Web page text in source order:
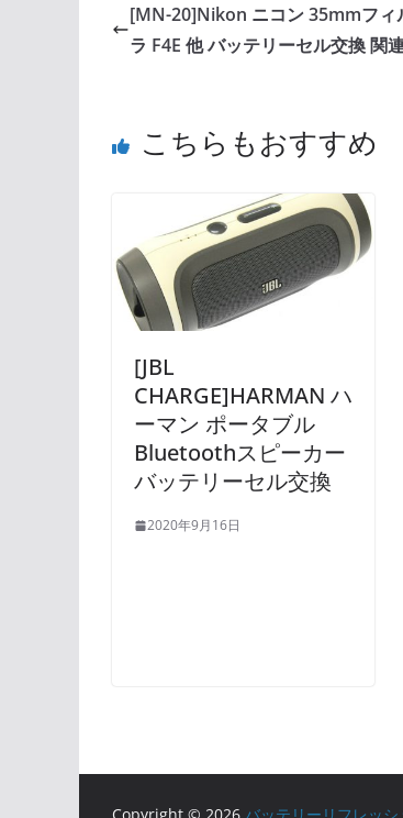
[MN-20]Nikon ニコン 35mmフィ
ラ F4E 他 バッテリーセル交換 関
こちらもおすすめ
[JBL
CHARGE]HARMAN ハ
ーマン ポータブル
Bluetoothスピーカー
バッテリーセル交換
2020年9月16日